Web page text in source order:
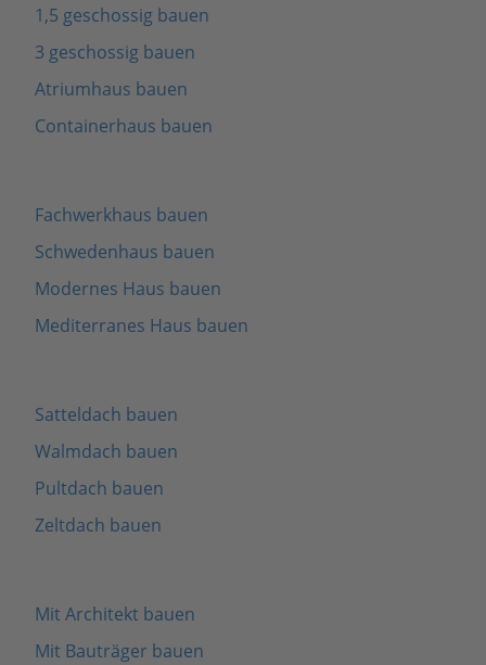
1,5 geschossig bauen
3 geschossig bauen
Atriumhaus bauen
Containerhaus bauen
Fachwerkhaus bauen
Schwedenhaus bauen
Modernes Haus bauen
Mediterranes Haus bauen
Satteldach bauen
Walmdach bauen
Pultdach bauen
Zeltdach bauen
Mit Architekt bauen
Mit Bauträger bauen